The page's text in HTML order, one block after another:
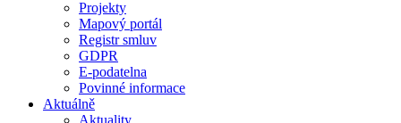
Projekty
Mapový portál
Registr smluv
GDPR
E-podatelna
Povinné informace
Aktuálně
Aktuality